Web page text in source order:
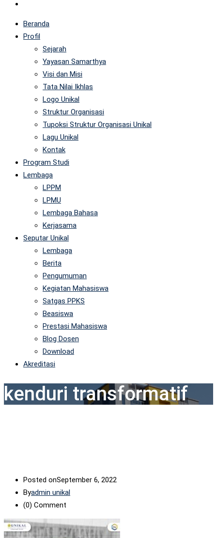
Beranda
Profil
Sejarah
Yayasan Samarthya
Visi dan Misi
Tata Nilai Ikhlas
Logo Unikal
Struktur Organisasi
Tupoksi Struktur Organisasi Unikal
Lagu Unikal
Kontak
Program Studi
Lembaga
LPPM
LPMU
Lembaga Bahasa
Kerjasama
Seputar Unikal
Lembaga
Berita
Pengumuman
Kegiatan Mahasiswa
Satgas PPKS
Beasiswa
Prestasi Mahasiswa
Blog Dosen
Download
Akreditasi
kenduri transformatif
Posted onSeptember 6, 2022
Byadmin unikal
(0) Comment